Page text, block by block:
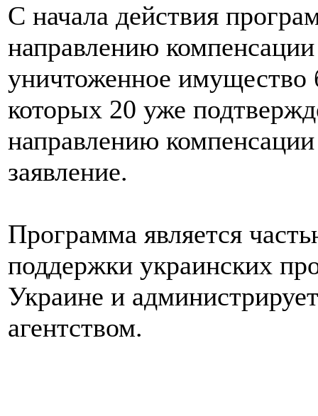
С начала действия
направлению
уничтоженное имущество
которых 20 уже
направлению
заявление.
Программа является
поддержки украинских
Украине и
агентством.